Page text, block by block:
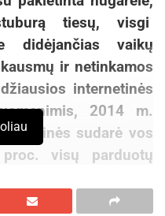
tiesų, visgi
didėjančias vaikų
ir netinkamos
internetinės
2014 m.
kuprinės sudarė vos
visų parduotų
visų kuprinių